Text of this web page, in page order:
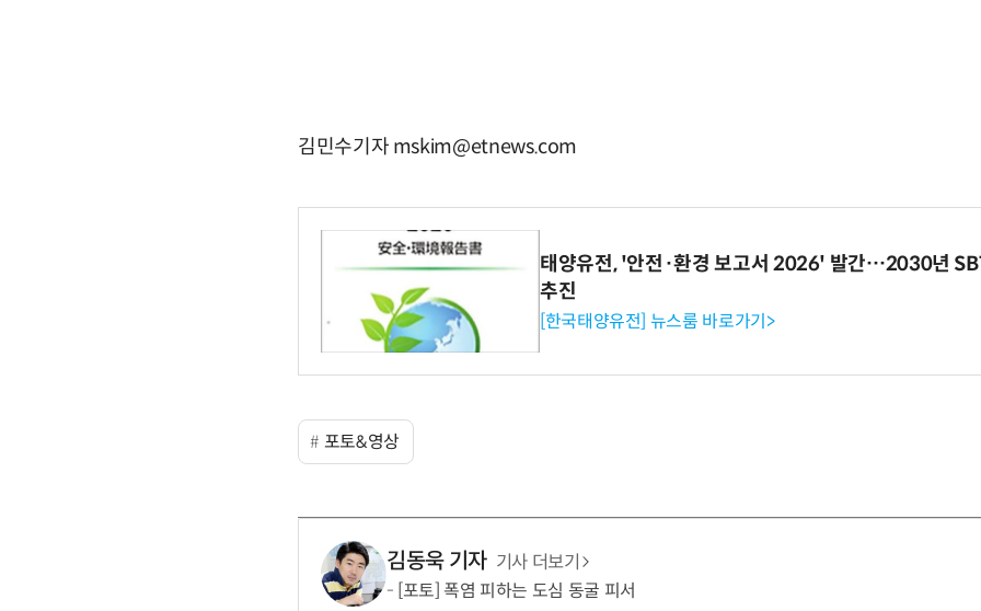
김민수기자 mskim@etnews.com
태양유전, '안전·환경 보고서 2026' 발간…2030년
추진
[한국태양유전] 뉴스룸 바로가기>
포토&영상
김동욱 기자 기사 더보기
[포토] 폭염 피하는 도심 동굴 피서